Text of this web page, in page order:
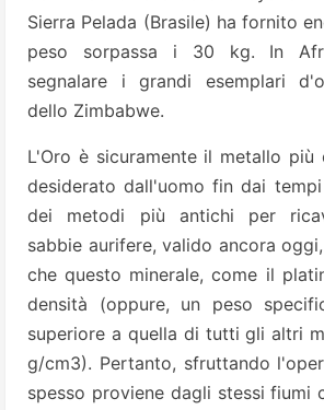
Sierra Pelada (Brasile) ha fornito
peso sorpassa i 30 kg. In
segnalare i grandi esemplari
dello Zimbabwe.
L'Oro è sicuramente il metallo più
desiderato dall'uomo fin dai
dei metodi più antichi per
sabbie aurifere, valido ancora
che questo minerale, come il
densità (oppure, un peso
superiore a quella di tutti gli altri
g/cm3). Pertanto, sfruttando
spesso proviene dagli stessi fiumi